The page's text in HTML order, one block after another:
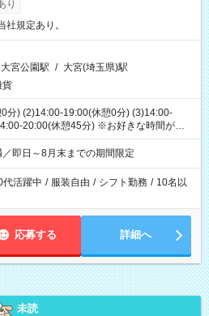
り
社規定あり。
大宮公園駅 / 大宮(埼玉県)駅
貨
分) (2)14:00-19:00(休憩0分) (3)14:00-
20:00(休憩45分) ※お好きな時間が選べ
即日～8月末までの期間限定
代活躍中 / 服装自由 / シフト勤務 / 10名以
応募する 詳細へ
未読